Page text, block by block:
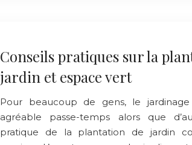
Conseils pratiques sur la
jardin et espace vert
Pour beaucoup de gens, le
agréable passe-temps alors que
pratique de la plantation de jardin